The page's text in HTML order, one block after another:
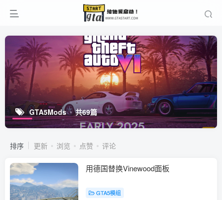
GTA5Mods 共69篇
排序 更新 浏览 点赞 评论
用德国替换Vinewood面板
GTA5模组